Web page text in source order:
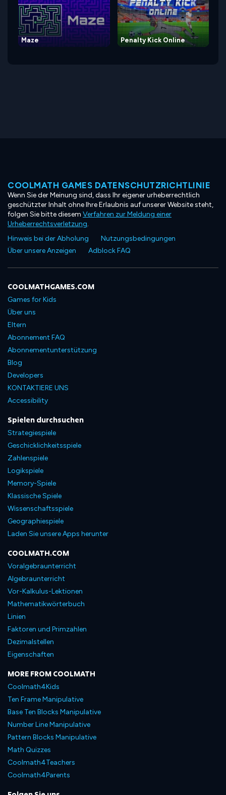
Maze Penalty Kick Online
COOLMATH GAMES DATENSCHUTZRICHTLINIE
Wenn Sie der Meinung sind, dass Ihr eigener urheberrechtlich
geschützter Inhalt ohne Ihre Erlaubnis auf unserer Website steht,
folgen Sie bitte diesem Verfahren zur Meldung einer
Urheberrechtsverletzung.
Hinweis bei der Abholung
Nutzungsbedingungen
Über unsere Anzeigen
Adblock FAQ
COOLMATHGAMES.COM
Games for Kids
Über uns
Eltern
Abonnement FAQ
Abonnementunterstützung
Blog
Developers
KONTAKTIERE UNS
Accessibility
Spielen durchsuchen
Strategiespiele
Geschicklichkeitsspiele
Zahlenspiele
Logikspiele
Memory-Spiele
Klassische Spiele
Wissenschaftsspiele
Geographiespiele
Laden Sie unsere Apps herunter
COOLMATH.COM
Voralgebraunterricht
Algebraunterricht
Vor-Kalkulus-Lektionen
Mathematikwörterbuch
Linien
Faktoren und Primzahlen
Dezimalstellen
Eigenschaften
MORE FROM COOLMATH
Coolmath4Kids
Ten Frame Manipulative
Base Ten Blocks Manipulative
Number Line Manipulative
Pattern Blocks Manipulative
Math Quizzes
Coolmath4Teachers
Coolmath4Parents